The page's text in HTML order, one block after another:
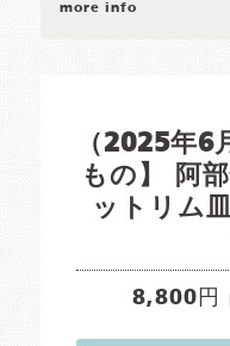
more info
（2025年6
もの】 阿
ットリム
8,800円